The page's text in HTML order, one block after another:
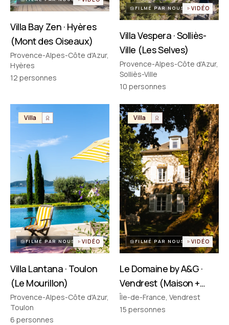
Villa Bay Zen · Hyères
(Mont des Oiseaux)
Provence-Alpes-Côte d'Azur,
Hyères
12 personnes
FILMÉ PAR NOUS VIDÉO
Villa Vespera · Solliès-
Ville (Les Selves)
Provence-Alpes-Côte d'Azur,
Solliès-Ville
10 personnes
Villa
FILMÉ PAR NOUS VIDÉO
Villa Lantana · Toulon
(Le Mourillon)
Provence-Alpes-Côte d'Azur,
Toulon
6 personnes
Villa
FILMÉ PAR NOUS VIDÉO
Le Domaine by A&G ·
Vendrest (Maison +
Pavillon)
Île-de-France, Vendrest
15 personnes